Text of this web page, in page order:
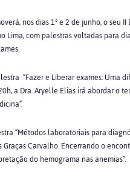
nos dias 1º e 2 de junho, o seu II
Lima, com palestras voltadas para
“Fazer e Liberar exames: Uma
a Dra. Aryelle Elias irá abordar o
“Métodos laboratoriais para
Carvalho. Encerrando o
do hemograma nas anemias”.